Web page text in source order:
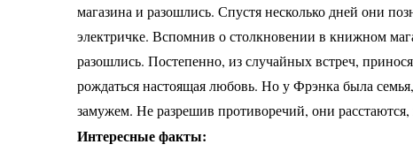
магазина и разошлись. Спустя несколько дней они
электричке. Вспомнив о столкновении в книжном
разошлись. Постепенно, из случайных встреч,
рождаться настоящая любовь. Но у Фрэнка была
замужем. Не разрешив противоречий, они расстаются,
Интересные факты: